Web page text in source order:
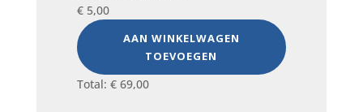
€5,00
AAN WINKELWAGEN
TOEVOEGEN
Total: €69,00